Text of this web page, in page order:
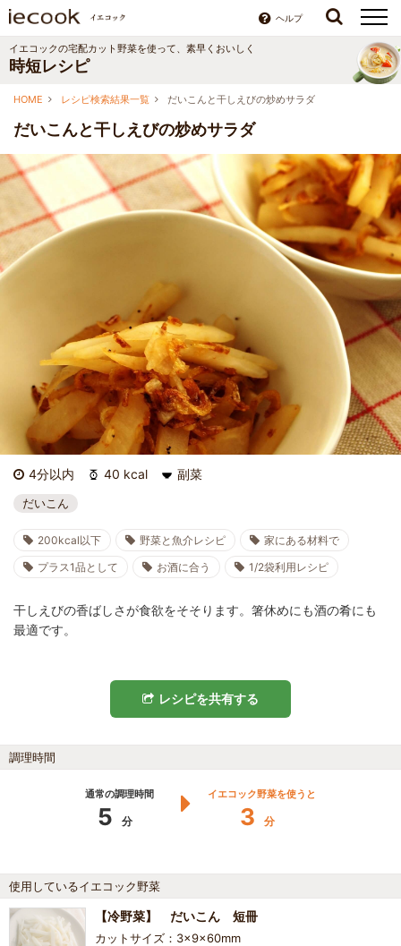
ヘルプ
イエコックの宅配カット野菜を使って、素早くおいしく
時短レシピ
HOME レシピ検索結果一覧 だいこんと干しえびの炒めサラダ
だいこんと干しえびの炒めサラダ
4分以内 40 kcal 副菜
だいこん
200kcal以下 野菜と魚介レシピ
家にある材料で
プラス1品として
お酒に合う 1/2袋利用レシピ
干しえびの香ばしさが食欲をそそります。箸休めにも酒の肴にも
最適です。
レシピを共有する
調理時間
通常の調理時間
5 分
イエコック野菜を使うと
3 分
使用しているイエコック野菜
【冷野菜】 だいこん 短冊
カットサイズ：3×9×60mm